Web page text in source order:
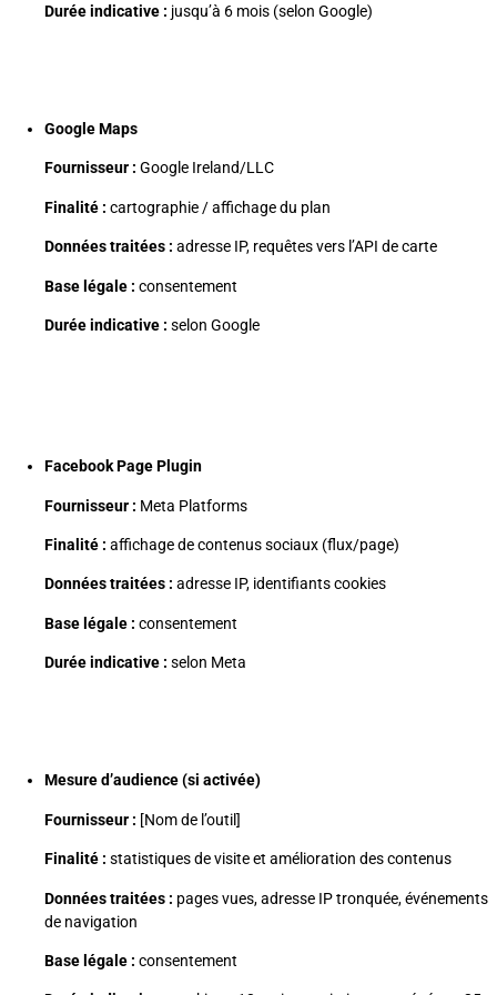
Durée indicative : jusqu’à 6 mois (selon Google)
Google Maps
Fournisseur : Google Ireland/LLC
Finalité : cartographie / affichage du plan
Données traitées : adresse IP, requêtes vers l’API de carte
Base légale : consentement
Durée indicative : selon Google
Facebook Page Plugin
Fournisseur : Meta Platforms
Finalité : affichage de contenus sociaux (flux/page)
Données traitées : adresse IP, identifiants cookies
Base légale : consentement
Durée indicative : selon Meta
Mesure d’audience (si activée)
Fournisseur : [Nom de l’outil]
Finalité : statistiques de visite et amélioration des contenus
Données traitées : pages vues, adresse IP tronquée, événements
de navigation
Base légale : consentement